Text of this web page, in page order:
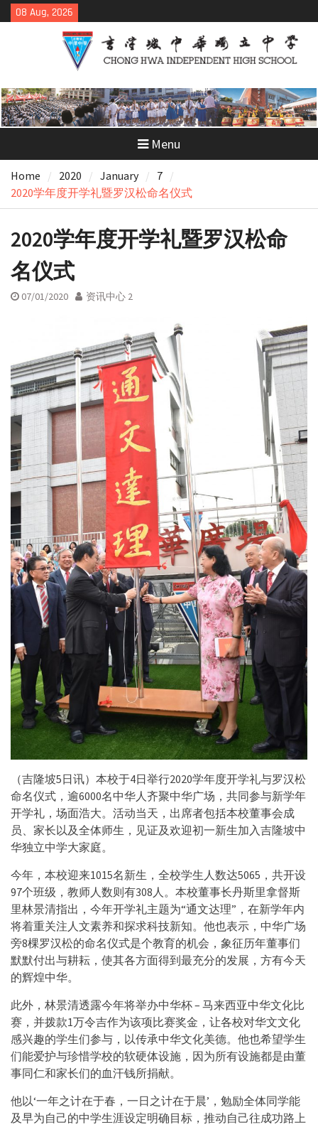
Skip
to
08 Aug, 2026
Menu
Home 2020 January
7
2020学年度开学礼暨罗汉松命名仪式
2020学年度开学礼暨罗汉松命
名仪式
07/01/2020 资讯中心 2
（吉隆坡5日讯）本校于4日举行2020学年度开学礼与罗汉松
命名仪式，逾6000名中华人齐聚中华广场，共同参与新学年
开学礼，场面浩大。活动当天，出席者包括本校董事会成
员、家长以及全体师生，见证及欢迎初一新生加入吉隆坡中
华独立中学大家庭。
今年，本校迎来1015名新生，全校学生人数达5065，共开设
97个班级，教师人数则有308人。本校董事长丹斯里拿督斯
里林景清指出，今年开学礼主题为“通文达理”，在新学年内
将着重关注人文素养和探求科技新知。他也表示，中华广场
旁8棵罗汉松的命名仪式是个教育的机会，象征历年董事们
默默付出与耕耘，使其各方面得到最充分的发展，方有今天
的辉煌中华。
此外，林景清透露今年将举办中华杯 – 马来西亚中华文化比
赛，并拨款1万令吉作为该项比赛奖金，让各校对华文文化
感兴趣的学生们参与，以传承中华文化美德。他也希望学生
们能爱护与珍惜学校的软硬体设施，因为所有设施都是由董
事同仁和家长们的血汗钱所捐献。
他以‘一年之计在于春，一日之计在于晨’，勉励全体同学能
及早为自己的中学生涯设定明确目标，推动自己往成功路上